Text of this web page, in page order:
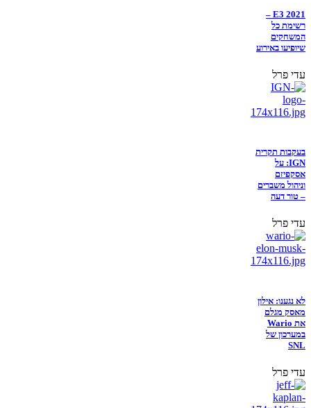
E3 2021 –
רשימת כל
המשחקים
שיופיעו באירוע
עדי פרל
בעקבות תקרית
IGN: על
אסקפיזם
וניהול משברים
– טור דעה
עדי פרל
לא נגענו: אילון
מאסק מגלם
את Wario
במערכון של
SNL
עדי פרל